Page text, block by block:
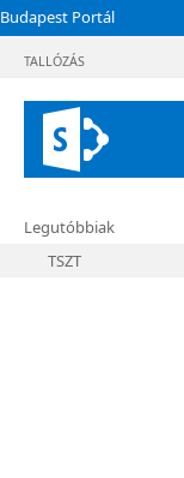
Budapest Portál
TALLÓZÁS
Legutóbbiak
TSZT